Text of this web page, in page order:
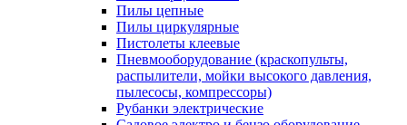
Пилы цепные
Пилы циркулярные
Пистолеты клеевые
Пневмооборудование (краскопульты,
распылители, мойки высокого давления,
пылесосы, компрессоры)
Рубанки электрические